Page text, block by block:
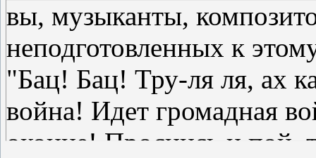
вы, музыканты,
неподготовленных к
"Бац! Бац! Тру-ля ля, ах
война! Идет громадная
оконце! Проснись и пой,